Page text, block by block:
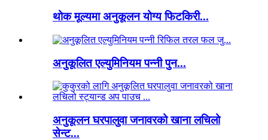
थोक मूल्यमा अनुकूलन योग्य फिटकिरी...
अनुकूलित एल्युमिनियम पन्नी पुन...
अनुकूलन घरपालुवा जनावरको खाना लचिलो
सेन्ट...